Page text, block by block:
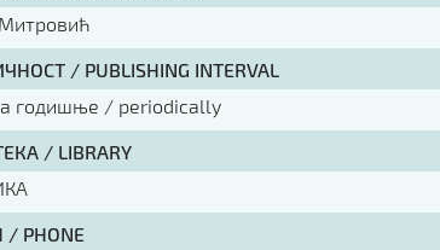
/ PUBLISHING INTERVAL
годишње / periodically
/ LIBRARY
PHONE